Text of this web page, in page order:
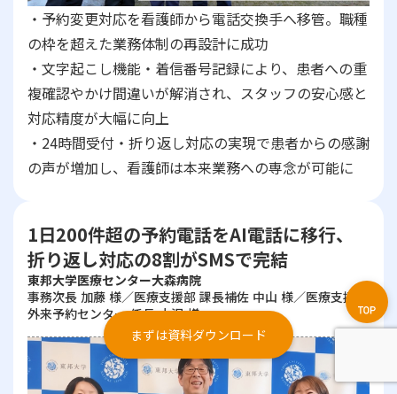
・予約変更対応を看護師から電話交換手へ移管。職種
の枠を超えた業務体制の再設計に成功
・文字起こし機能・着信番号記録により、患者への重
複確認やかけ間違いが解消され、スタッフの安心感と
対応精度が大幅に向上
・24時間受付・折り返し対応の実現で患者からの感謝
の声が増加し、看護師は本来業務への専念が可能に
1日200件超の予約電話をAI電話に移行、
折り返し対応の8割がSMSで完結
東邦大学医療センター大森病院
事務次長 加藤 様／医療支援部 課長補佐 中山 様／医療支援部
外来予約センター 係長 小沢 様
まずは資料ダウンロード